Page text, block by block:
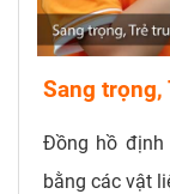
Sang trọng,
Đồng hồ định
bằng các vật